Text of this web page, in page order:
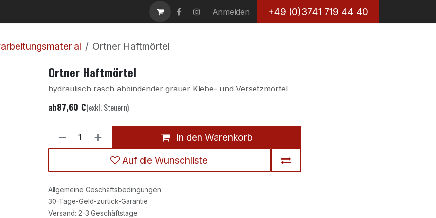
Anmelden +49 (0)3741 719 44 40
Ortner Haftmörtel
Ortner Haftmörtel
hydraulisch rasch abbindender grauer Klebe- und Versetzmörtel
ab87,60 €(exkl. Steuern)
In den Warenkorb
Auf die Wunschliste
Allgemeine Geschäftsbedingungen
30-Tage-Geld-zurück-Garantie
Versand: 2-3 Geschäftstage